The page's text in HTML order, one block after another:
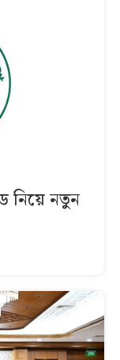
নিয়ে নতুন